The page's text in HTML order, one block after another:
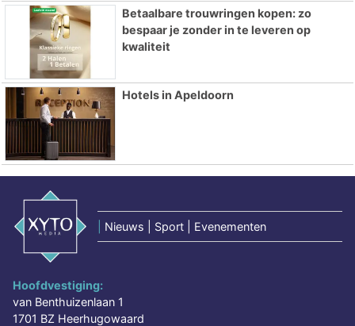
Betaalbare trouwringen kopen: zo
bespaar je zonder in te leveren op
kwaliteit
Hotels in Apeldoorn
Nieuws | Sport | Evenementen
Hoofdvestiging:
van Benthuizenlaan 1
1701 BZ Heerhugowaard